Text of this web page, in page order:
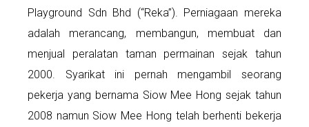
Playground Sdn Bhd (“Reka”). Perniagaan mereka
adalah merancang, membangun, membuat dan
menjual peralatan taman permainan sejak tahun
2000. Syarikat ini pernah mengambil seorang
pekerja yang bernama Siow Mee Hong sejak tahun
2008 namun Siow Mee Hong telah berhenti bekerja